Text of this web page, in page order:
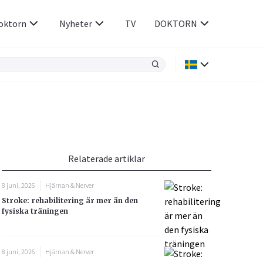
Rörelseapparaten
Sex & Samliv
Sömn & Stress
Nyheter TV DOKTORN
Relaterade artiklar
8 juni, 2026
Hjärnan & Nerver
Stroke: rehabilitering är mer än den
fysiska träningen
8 juni, 2026
Hjärnan & Nerver